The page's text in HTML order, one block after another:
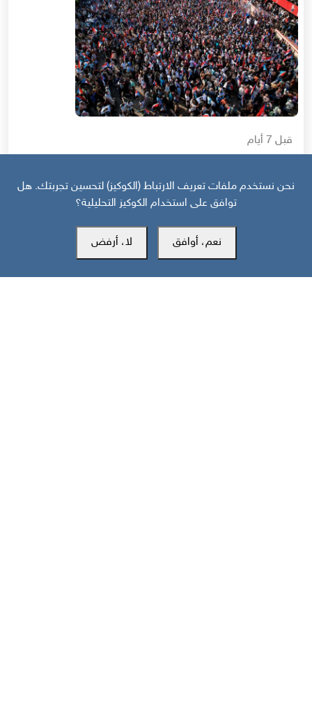
قبل 7 أيام
نحن نستخدم ملفات تعريف الارتباط (الكوكيز) لتحسين تجربتك. هل
توافق على استخدام الكوكيز التحليلية؟
نعم، أوافق لا، أرفض